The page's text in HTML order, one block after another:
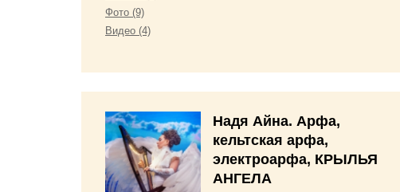
Фото (9)
Видео (4)
Надя Айна. Арфа,
кельтская арфа,
электроарфа, КРЫЛЬЯ
АНГЕЛА